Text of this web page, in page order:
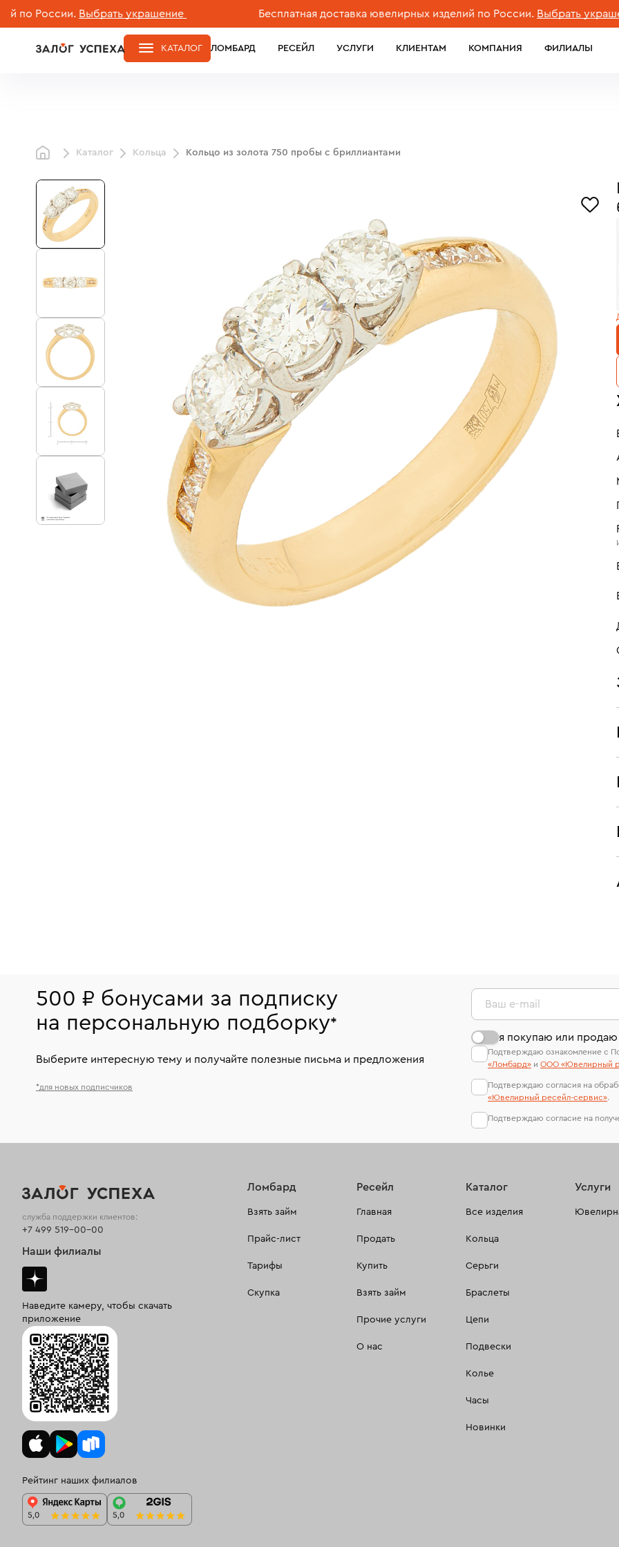
Выбрать украшение Бесплатная доставка ювелирных изделий по России. Выбрать украшение
ЛОМБАРД РЕСЕЙЛ УСЛУГИ КЛИЕНТАМ КОМПАНИЯ ФИЛИАЛЫ
КАТАЛОГ
Каталог Кольца Кольцо из золота 750 пробы с бриллиантами
500 ₽ бонусами за подписку
на персональную подборку*
Выберите интересную тему и получайте полезные письма и предложения
*для новых подписчиков
Ваш e-mail
я покупаю или
Подтверждаю ознакомление с
«Ломбард» и ООО «Ювелирный
Подтверждаю согласия на
«Ювелирный ресейл-сервиc».
Подтверждаю согласие на
Ломбард
Взять займ
Прайс-лист
Тарифы
Скупка
Ресейл
Главная
Продать
Купить
Взять займ
Прочие услуги
О нас
Каталог
Все изделия
Кольца
Серьги
Браслеты
Цепи
Подвески
Колье
Часы
Новинки
Услуги
служба поддержки клиентов:
+7 499 519-00-00
Наши филиалы
Наведите камеру, чтобы скачать
приложение
Рейтинг наших филиалов